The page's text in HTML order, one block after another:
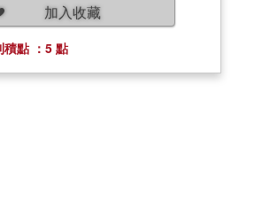
加入收藏
積點 ：5 點